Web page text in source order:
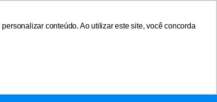
conteúdo. Ao utilizar este site, você concorda
se Área do Associado